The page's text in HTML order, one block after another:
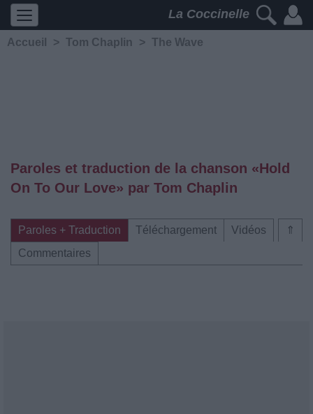
La Coccinelle
Accueil > Tom Chaplin > The Wave
Paroles et traduction de la chanson «Hold
On To Our Love» par Tom Chaplin
⇑
Paroles + Traduction Téléchargement
Vidéos
Commentaires